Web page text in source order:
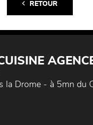
RETOUR
la Drome - à 5mn du